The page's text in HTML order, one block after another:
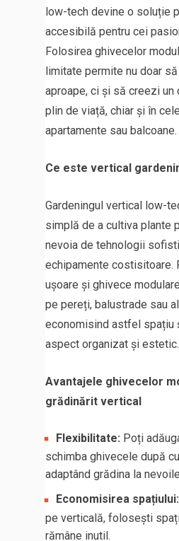
low-tech devine o soluție
accesibilă pentru cei
Folosirea ghivecelor
limitate permite nu doar
aproape, ci și să creezi un
plin de viață, chiar și în
apartamente sau balcoane.
Ce este vertical
Gardeningul vertical low-
simplă de a cultiva plante
nevoia de tehnologii
echipamente costisitoare.
ușoare și ghivece
pe pereți, balustrade sau
economisind astfel spațiu
aspect organizat și estetic.
Avantajele ghivecelor
grădinărit vertical
Flexibilitate: Poți
schimba ghivecele după
adaptând grădina la
Economisirea spațiului:
pe verticală, folosești
rămâne inutil.